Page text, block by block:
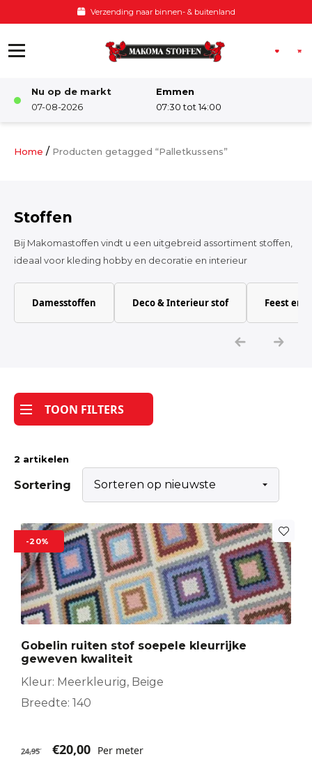
Voor 12:00 besteld, zelfde dag verzonden
Nu op de markt
07-08-2026
Emmen
07:30 tot 14:00
Damesstoffen
Katoen
Tijdpakker stof
Home / Producten getagged “Palletkussens”
Stoffen
Bij Makomastoffen vindt u een uitgebreid assortiment stoffen,
ideaal voor kleding hobby en decoratie en interieur
Damesstoffen Deco & Interieur stof Feest en
TOON FILTERS
2 artikelen
Sortering
-20%
Gobelin ruiten stof soepele kleurrijke
geweven kwaliteit
Kleur: Meerkleurig, Beige
Breedte: 140
24,95 €20,00 Per meter